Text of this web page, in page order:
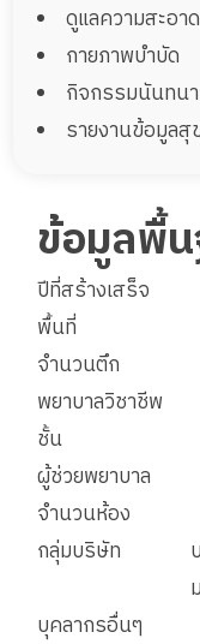
ดูแลความสะอา
กายภาพบำบัด
กิจกรรมนันทน
รายงานข้อมูล
ข้อมูลพื้
ปีที่สร้างเสร็จ
พื้นที่
จำนวนตึก
พยาบาลวิชาชีพ
ชั้น
ผู้ช่วยพยาบาล
จำนวนห้อง
กลุ่มบริษัท
บุคลากรอื่นๆ